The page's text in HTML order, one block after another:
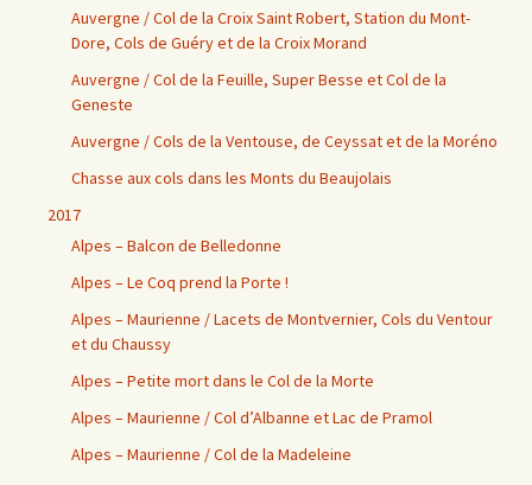
Auvergne / Col de la Croix Saint Robert, Station du Mont-
Dore, Cols de Guéry et de la Croix Morand
Auvergne / Col de la Feuille, Super Besse et Col de la
Geneste
Auvergne / Cols de la Ventouse, de Ceyssat et de la Moréno
Chasse aux cols dans les Monts du Beaujolais
2017
Alpes – Balcon de Belledonne
Alpes – Le Coq prend la Porte !
Alpes – Maurienne / Lacets de Montvernier, Cols du Ventour
et du Chaussy
Alpes – Petite mort dans le Col de la Morte
Alpes – Maurienne / Col d’Albanne et Lac de Pramol
Alpes – Maurienne / Col de la Madeleine